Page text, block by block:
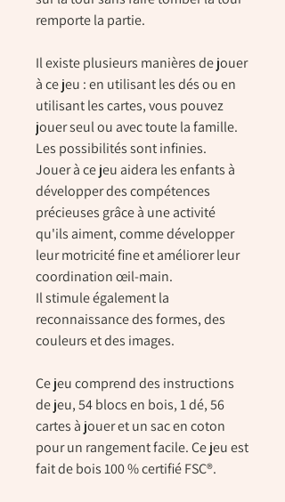
remporte la partie.
Il existe plusieurs manières de jouer
à ce jeu : en utilisant les dés ou en
utilisant les cartes, vous pouvez
jouer seul ou avec toute la famille.
Les possibilités sont infinies.
Jouer à ce jeu aidera les enfants à
développer des compétences
précieuses grâce à une activité
qu'ils aiment, comme développer
leur motricité fine et améliorer leur
coordination œil-main.
Il stimule également la
reconnaissance des formes, des
couleurs et des images.
Ce jeu comprend des instructions
de jeu, 54 blocs en bois, 1 dé, 56
cartes à jouer et un sac en coton
pour un rangement facile. Ce jeu est
fait de bois 100 % certifié FSC®.